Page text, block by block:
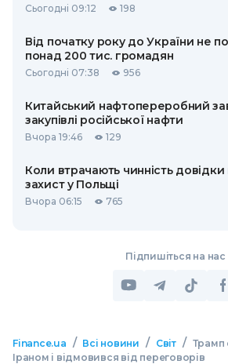
Сьогодні 09:12 198
Від початку року до України не
понад 200 тис. громадян
Сьогодні 07:38 956
Китайський нафтопереробний
закупівлі російської нафти
Вчора 19:46 129
Коли втрачають чинність
захист у Польщі
Вчора 06:15 765
Підпишіться на нас
Finance.ua / Всі новини / Світ / Трамп
Іраном і відмовився від переговорів